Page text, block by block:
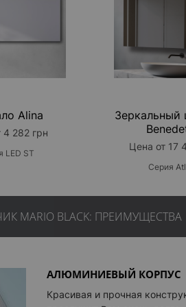
Alina
4 282 грн
LED ST
Зеркальный
Цена от 17
Серия
MARIO BLACK: ПРЕИМУЩЕСТВА
АЛЮМИНИЕВЫЙ КОРПУС
Красивая и прочная